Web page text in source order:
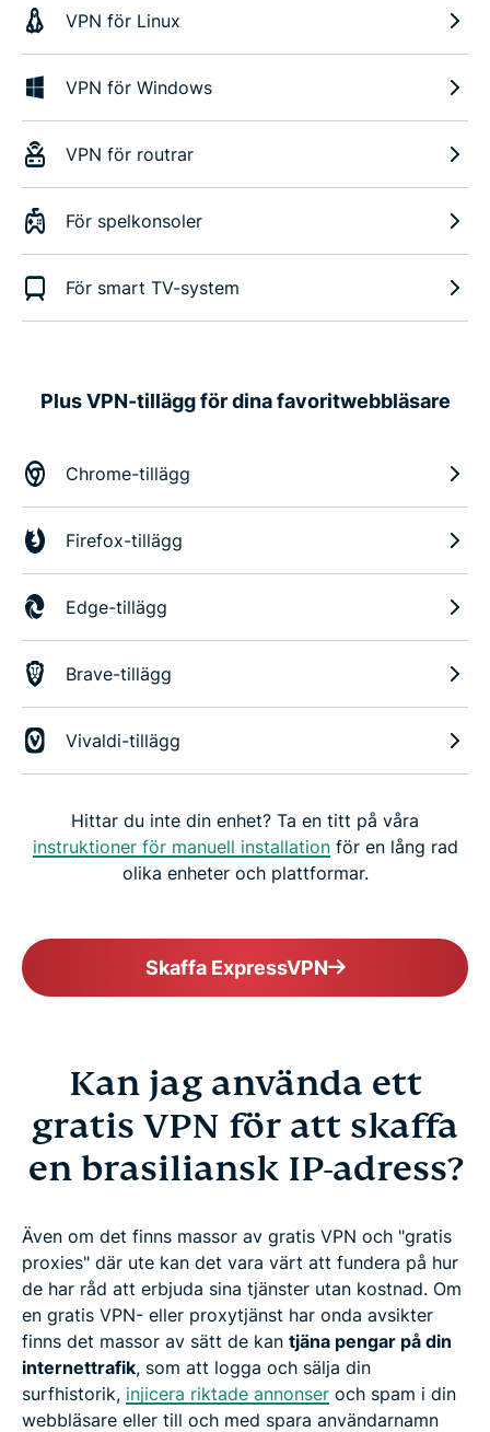
VPN för Linux
VPN för Windows
VPN för routrar
För spelkonsoler
För smart TV-system
Plus VPN-tillägg för dina favoritwebbläsare
Chrome-tillägg
Firefox-tillägg
Edge-tillägg
Brave-tillägg
Vivaldi-tillägg
Hittar du inte din enhet? Ta en titt på våra
instruktioner för manuell installationför en lång rad
olika enheter och plattformar.
Skaffa ExpressVPN
Kan jag använda ett
gratis VPN för att skaffa
en brasiliansk IP-adress?
Även om det finns massor av gratis VPN och "gratis
proxies" där ute kan det vara värt att fundera på hur
de har råd att erbjuda sina tjänster utan kostnad. Om
en gratis VPN- eller proxytjänst har onda avsikter
finns det massor av sätt de kan tjäna pengar på din
internettrafik, som att logga och sälja din
surfhistorik, injicera riktade annonser och spam i din
webbläsare eller till och med spara användarnamn